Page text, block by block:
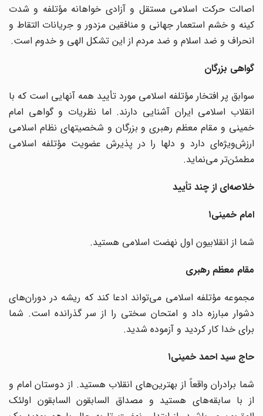
اصالت حرکت اسلامی مستقل و آزادی خواهانه مؤتلفه و شدت
کینه و خشم استعمار جهانی و منافقین مزدور و جریانات التقاط و
انحراف و ضد اسلام و ضد مردم از این تشکل الهی و خدوم است.
گواهی بزرگان
سوابق پر افتخار مؤتلفه اسلامی مورد تأیید همه آنهایی است که با
انقلاب اسلامی ایران آشنایی دارند. اما نظریات و گواهی امام
خمینی و مقام معظم رهبری و بزرگان و شخصیتهای نظام اسلامی
ارزش‌ویژه‌ای دارد و دلها را در پذیرش عضویت مؤتلفه اسلامی
مطمئن‌تر می‌نماید.
خلاصه‌ای از چند تأیید
امام خمینی۱
شما از انقلابیون اول نهضت اسلامی هستید.
مقام معظم رهبری
مجموعه مؤتلفه اسلامی می‌تواند ادعا کند که ریشه در دوران‌های
دشوار مبارزه داد و امتحان سختی را از سر گذرانده است. شما
برای خدا کار کردید و آزموده شدید.
حاج سید احمد خمینی۱
شما برادران واقعاً از بهترین‌های انقلاب هستید. از دوستان امام و
از با سابقه‌های هستید و مصداق السابقون السابقون اولئک